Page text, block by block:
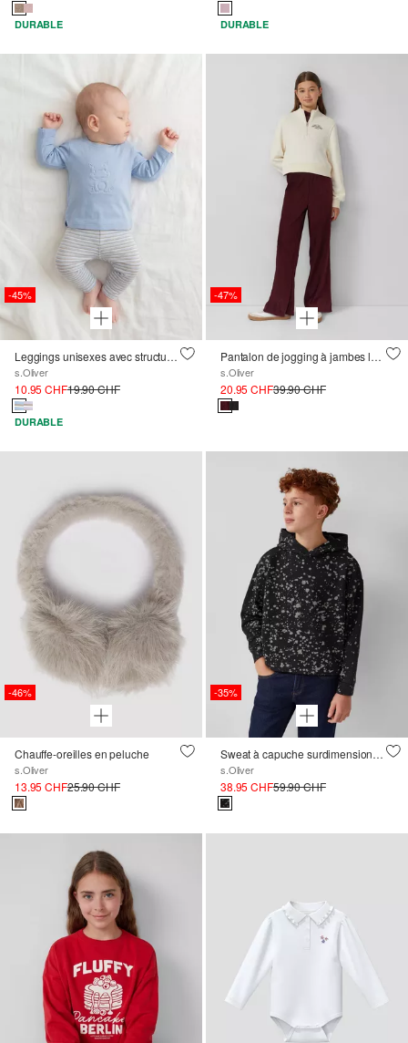
DURABLE DURABLE
-45%
Leggings unisexes avec structure côtelée
s.Oliver
10.95 CHF19.90 CHF
DURABLE
-47%
Pantalon de jogging à jambes larges et texture veloutée
s.Oliver
20.95 CHF39.90 CHF
-46%
Chauffe-oreilles en peluche
s.Oliver
13.95 CHF25.90 CHF
-35%
Sweat à capuche surdimensionné avec teinture à l'eau
s.Oliver
38.95 CHF59.90 CHF